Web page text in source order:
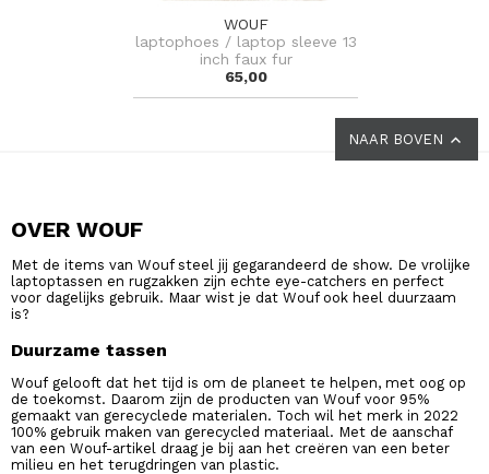
WOUF
laptophoes / laptop sleeve 13
inch faux fur
65,00
NAAR BOVEN
OVER WOUF
Met de items van Wouf steel jij gegarandeerd de show. De vrolijke
laptoptassen en rugzakken zijn echte eye-catchers en perfect
voor dagelijks gebruik. Maar wist je dat Wouf ook heel duurzaam
is?
Duurzame tassen
Woufgelooft dat het tijd is om de planeet te helpen, met oog op
de toekomst. Daarom zijn de producten van Woufvoor 95%
gemaakt van gerecyclede materialen. Toch wil het merk in 2022
100% gebruik maken van gerecycled materiaal. Met de aanschaf
van een Wouf-artikel draag je bij aan het creëren van een beter
milieu en het terugdringen van plastic.